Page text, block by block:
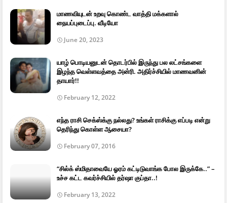
மாணவியுடன் உறவு கொண்ட வாத்தி மக்களால்
நையப்புடைப்பு. வீடியோ
June 20, 2023
யாழ் பொடியனுடன் தொடர்பில் இருந்து பல லட்சங்களை
இழந்த வெள்ளவத்தை அன்ரி. அதிர்ச்சியில் மாணவனின்
தாயார்!!
February 12, 2022
எந்த ராசி செக்ஸ்க்கு நல்லது? உங்கள் ராசிக்கு எப்படி என்று
தெரிந்து கொள்ள ஆசையா?
February 07, 2016
“சில்க் ஸ்மிதாவையே ஓரம் கட்டிடுவாங்க போல இருக்கே..” –
உச்ச கட்ட கவர்ச்சியில் தர்ஷா குப்தா..!
February 13, 2022